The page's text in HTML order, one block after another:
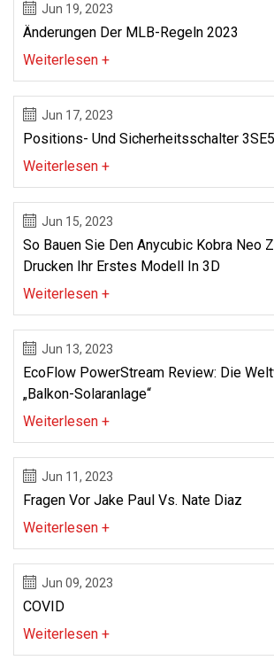
Jun 19, 2023
Änderungen Der MLB-Regeln 2023
Weiterlesen +
Jun 17, 2023
Positions- Und Sicherheitsschalter
Weiterlesen +
Jun 15, 2023
So Bauen Sie Den Anycubic Kobra Neo
Drucken Ihr Erstes Modell In 3D
Weiterlesen +
Jun 13, 2023
EcoFlow PowerStream Review: Die
„Balkon-Solaranlage“
Weiterlesen +
Jun 11, 2023
Fragen Vor Jake Paul Vs. Nate Diaz
Weiterlesen +
Jun 09, 2023
COVID
Weiterlesen +